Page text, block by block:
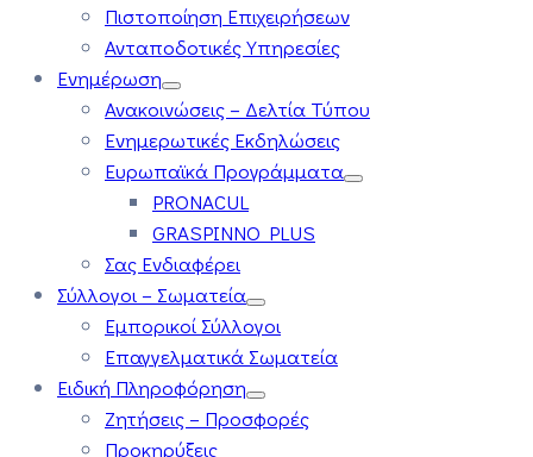
Πιστοποίηση Επιχειρήσεων
Ανταποδοτικές Υπηρεσίες
Ενημέρωση
Ανακοινώσεις – Δελτία Τύπου
Ενημερωτικές Εκδηλώσεις
Ευρωπαϊκά Προγράμματα
PRONACUL
GRASPINNO PLUS
Σας Ενδιαφέρει
Σύλλογοι – Σωματεία
Εμπορικοί Σύλλογοι
Επαγγελματικά Σωματεία
Ειδική Πληροφόρηση
Ζητήσεις – Προσφορές
Προκηρύξεις